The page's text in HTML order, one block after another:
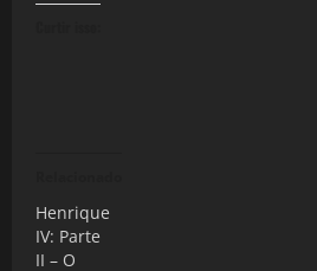
Henrique
IV: Parte
II – O